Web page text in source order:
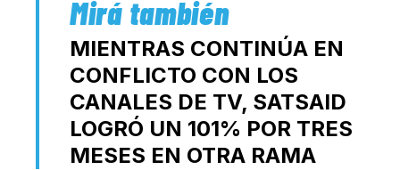
MIENTRAS CONTINÚA EN
CONFLICTO CON LOS
CANALES DE TV, SATSAID
LOGRÓ UN 101% POR TRES
MESES EN OTRA RAMA